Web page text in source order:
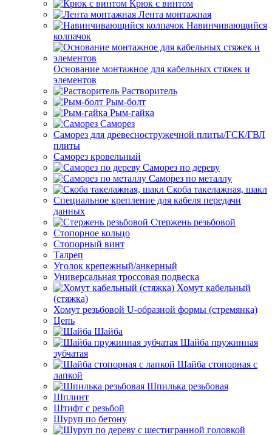
Крюк с винтом
Лента монтажная
Навинчивающийся
колпачок
Основание монтажное для кабельных стяжек и
элементов
Растворитель
Рым-болт
Рым-гайка
Саморез
Саморез для древесностружечной плиты/ГСК/ГВЛ
плиты
Саморез кровельный
Саморез по дереву
Саморез по металлу
Скоба такелажная, шакл
Специальное крепление для кабеля передачи
данных
Стержень резьбовой
Стопорное кольцо
Стопорный винт
Талреп
Уголок крепежный/анкерный
Универсальная троссовая подвеска
Хомут кабельный
(стяжка)
Хомут резьбовой U-образной формы (стремянка)
Цепь
Шайба
Шайба пружинная
зубчатая
Шайба стопорная с
лапкой
Шпилька резьбовая
Шплинт
Штифт с резьбой
Шуруп по бетону